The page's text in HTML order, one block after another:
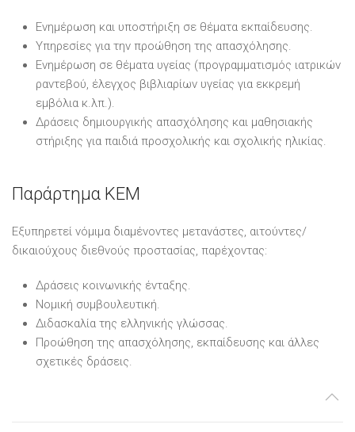
Ενημέρωση και υποστήριξη σε θέματα εκπαίδευσης.
Υπηρεσίες για την προώθηση της απασχόλησης.
Ενημέρωση σε θέματα υγείας (προγραμματισμός ιατρικών
ραντεβού, έλεγχος βιβλιαρίων υγείας για εκκρεμή
εμβόλια κ.λπ.).
Δράσεις δημιουργικής απασχόλησης και μαθησιακής
στήριξης για παιδιά προσχολικής και σχολικής ηλικίας.
Παράρτημα ΚΕΜ
Εξυπηρετεί νόμιμα διαμένοντες μετανάστες, αιτούντες/
δικαιούχους διεθνούς προστασίας, παρέχοντας:
Δράσεις κοινωνικής ένταξης.
Νομική συμβουλευτική.
Διδασκαλία της ελληνικής γλώσσας.
Προώθηση της απασχόλησης, εκπαίδευσης και άλλες
σχετικές δράσεις.